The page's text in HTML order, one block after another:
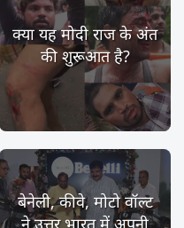
क्या यह मोदी राज के अंत
की शुरूआत है?
बेनेली, कीवे, मोटो वॉल्ट